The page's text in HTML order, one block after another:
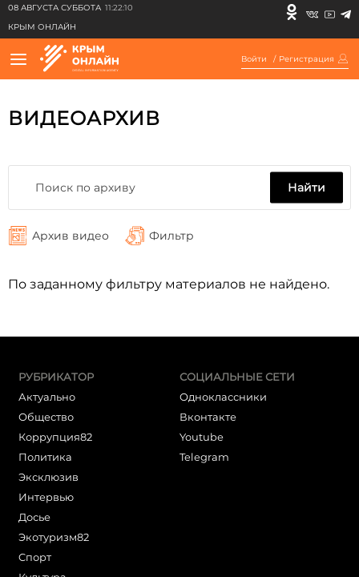
08 АВГУСТА СУББОТА 11:22:10
КРЫМ ОНЛАЙН
Войти / Регистрация
ВИДЕОАРХИВ
Найти
Архив видео Фильтр
По заданному фильтру материалов не найдено.
РУБРИКАТОР
Актуально
Общество
Коррупция82
Политика
Эксклюзив
Интервью
Досье
Экотуризм82
Cпорт
СОЦИАЛЬНЫЕ СЕТИ
Одноклассники
Вконтакте
Youtube
Telegram